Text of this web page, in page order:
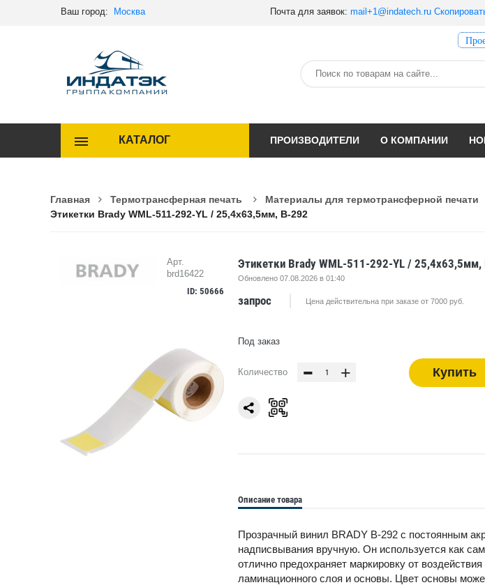
Ваш город: Москва Почта для заявок: mail+1@indatech.ru
КАТАЛОГ ПРОИЗВОДИТЕЛИ О КОМПАНИИ
Главная Термотрансферная печать Материалы для термотрансферной печати
Этикетки Brady WML-511-292-YL / 25,4x63,5мм, B-292
Арт.
brd16422
ID: 50666
Этикетки Brady WML-511-292-YL / 25,4x63,5мм,
Обновлено 07.08.2026 в 01:40
запрос Цена действительна при заказе от 7000 руб.
Под заказ
Количество - + Купить
Описание товара
Прозрачный винил BRADY B-292 с постоянным
надписвывания вручную. Он используется как
отлично предохраняет маркировку от
ламинационного слоя и основы. Цвет основы